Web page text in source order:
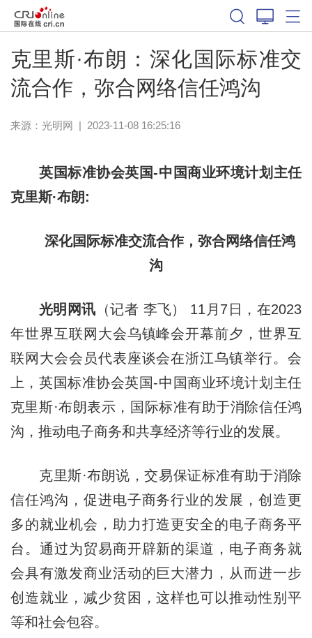
克里斯·布朗：深化国际标准交
流合作，弥合网络信任鸿沟
来源： 光明网 | 2023-11-08 16:25:16
英国标准协会英国-中国商业环境计划主任
克里斯·布朗:
深化国际标准交流合作，弥合网络信任鸿
沟
光明网讯 （记者 李飞） 11月7日，在2023
年世界互联网大会乌镇峰会开幕前夕，世界互
联网大会会员代表座谈会在浙江乌镇举行。会
上，英国标准协会英国-中国商业环境计划主任
克里斯·布朗表示，国际标准有助于消除信任鸿
沟，推动电子商务和共享经济等行业的发展。
克里斯·布朗说，交易保证标准有助于消除
信任鸿沟，促进电子商务行业的发展，创造更
多的就业机会，助力打造更安全的电子商务平
台。通过为贸易商开辟新的渠道，电子商务就
会具有激发商业活动的巨大潜力，从而进一步
创造就业，减少贫困，这样也可以推动性别平
等和社会包容。